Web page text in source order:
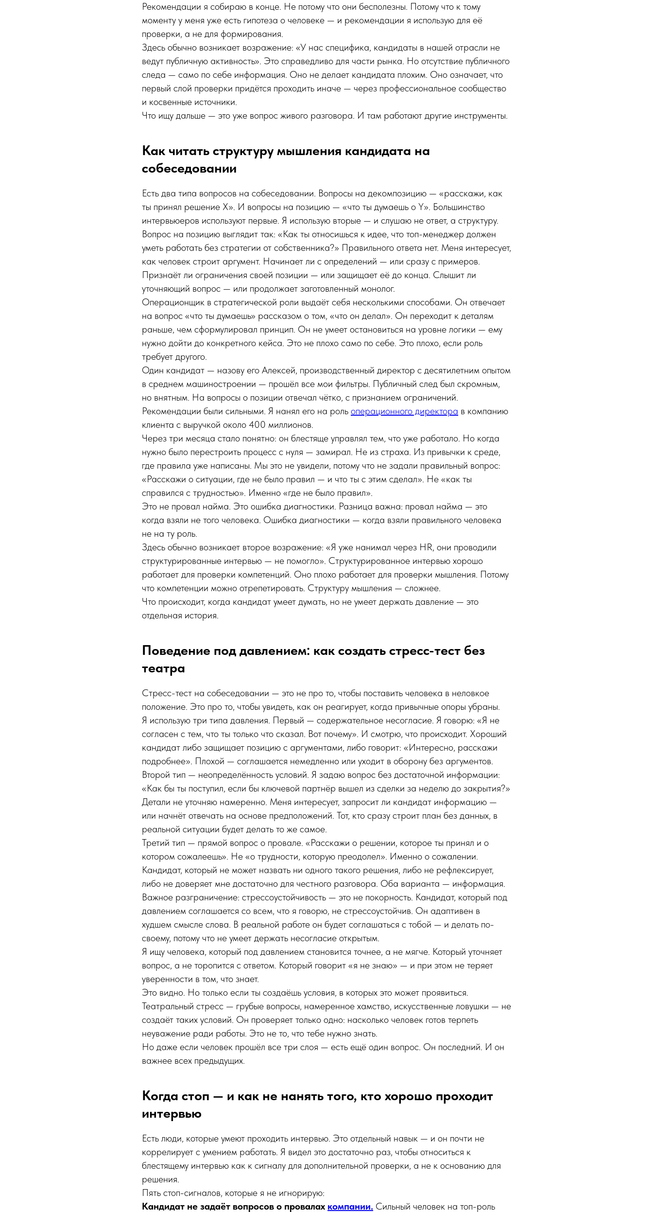
Рекомендации я собираю в конце. Не потому что они бесполезны. Потому что к тому
моменту у меня уже есть гипотеза о человеке — и рекомендации я использую для её
проверки, а не для формирования.
Здесь обычно возникает возражение: «У нас специфика, кандидаты в нашей отрасли не
ведут публичную активность». Это справедливо для части рынка. Но отсутствие публичного
следа — само по себе информация. Оно не делает кандидата плохим. Оно означает, что
первый слой проверки придётся проходить иначе — через профессиональное сообщество
и косвенные источники.
Что ищу дальше — это уже вопрос живого разговора. И там работают другие инструменты.
Как читать структуру мышления кандидата на
собеседовании
Есть два типа вопросов на собеседовании. Вопросы на декомпозицию — «расскажи, как
ты принял решение X». И вопросы на позицию — «что ты думаешь о Y». Большинство
интервьюеров используют первые. Я использую вторые — и слушаю не ответ, а структуру.
Вопрос на позицию выглядит так: «Как ты относишься к идее, что топ-менеджер должен
уметь работать без стратегии от собственника?» Правильного ответа нет. Меня интересует,
как человек строит аргумент. Начинает ли с определений — или сразу с примеров.
Признаёт ли ограничения своей позиции — или защищает её до конца. Слышит ли
уточняющий вопрос — или продолжает заготовленный монолог.
Операционщик в стратегической роли выдаёт себя несколькими способами. Он отвечает
на вопрос «что ты думаешь» рассказом о том, «что он делал». Он переходит к деталям
раньше, чем сформулировал принцип. Он не умеет остановиться на уровне логики — ему
нужно дойти до конкретного кейса. Это не плохо само по себе. Это плохо, если роль
требует другого.
Один кандидат — назову его Алексей, производственный директор с десятилетним опытом
в среднем машиностроении — прошёл все мои фильтры. Публичный след был скромным,
но внятным. На вопросы о позиции отвечал чётко, с признанием ограничений.
Рекомендации были сильными. Я нанял его на роль операционного директора в компанию
клиента с выручкой около 400 миллионов.
Через три месяца стало понятно: он блестяще управлял тем, что уже работало. Но когда
нужно было перестроить процесс с нуля — замирал. Не из страха. Из привычки к среде,
где правила уже написаны. Мы это не увидели, потому что не задали правильный вопрос:
«Расскажи о ситуации, где не было правил — и что ты с этим сделал». Не «как ты
справился с трудностью». Именно «где не было правил».
Это не провал найма. Это ошибка диагностики. Разница важна: провал найма — это
когда взяли не того человека. Ошибка диагностики — когда взяли правильного человека
не на ту роль.
Здесь обычно возникает второе возражение: «Я уже нанимал через HR, они проводили
структурированные интервью — не помогло». Структурированное интервью хорошо
работает для проверки компетенций. Оно плохо работает для проверки мышления. Потому
что компетенции можно отрепетировать. Структуру мышления — сложнее.
Что происходит, когда кандидат умеет думать, но не умеет держать давление — это
отдельная история.
Поведение под давлением: как создать стресс-тест без
театра
Стресс-тест на собеседовании — это не про то, чтобы поставить человека в неловкое
положение. Это про то, чтобы увидеть, как он реагирует, когда привычные опоры убраны.
Я использую три типа давления. Первый — содержательное несогласие. Я говорю: «Я не
согласен с тем, что ты только что сказал. Вот почему». И смотрю, что происходит. Хороший
кандидат либо защищает позицию с аргументами, либо говорит: «Интересно, расскажи
подробнее». Плохой — соглашается немедленно или уходит в оборону без аргументов.
Второй тип — неопределённость условий. Я задаю вопрос без достаточной информации:
«Как бы ты поступил, если бы ключевой партнёр вышел из сделки за неделю до закрытия?»
Детали не уточняю намеренно. Меня интересует, запросит ли кандидат информацию —
или начнёт отвечать на основе предположений. Тот, кто сразу строит план без данных, в
реальной ситуации будет делать то же самое.
Третий тип — прямой вопрос о провале. «Расскажи о решении, которое ты принял и о
котором сожалеешь». Не «о трудности, которую преодолел». Именно о сожалении.
Кандидат, который не может назвать ни одного такого решения, либо не рефлексирует,
либо не доверяет мне достаточно для честного разговора. Оба варианта — информация.
Важное разграничение: стрессоустойчивость — это не покорность. Кандидат, который под
давлением соглашается со всем, что я говорю, не стрессоустойчив. Он адаптивен в
худшем смысле слова. В реальной работе он будет соглашаться с тобой — и делать по-
своему, потому что не умеет держать несогласие открытым.
Я ищу человека, который под давлением становится точнее, а не мягче. Который уточняет
вопрос, а не торопится с ответом. Который говорит «я не знаю» — и при этом не теряет
уверенности в том, что знает.
Это видно. Но только если ты создаёшь условия, в которых это может проявиться.
Театральный стресс — грубые вопросы, намеренное хамство, искусственные ловушки — не
создаёт таких условий. Он проверяет только одно: насколько человек готов терпеть
неуважение ради работы. Это не то, что тебе нужно знать.
Но даже если человек прошёл все три слоя — есть ещё один вопрос. Он последний. И он
важнее всех предыдущих.
Когда стоп — и как не нанять того, кто хорошо проходит
интервью
Есть люди, которые умеют проходить интервью. Это отдельный навык — и он почти не
коррелирует с умением работать. Я видел это достаточно раз, чтобы относиться к
блестящему интервью как к сигналу для дополнительной проверки, а не к основанию для
решения.
Пять стоп-сигналов, которые я не игнорирую:
Кандидат не задаёт вопросов о провалах компании. Сильный человек на топ-роль